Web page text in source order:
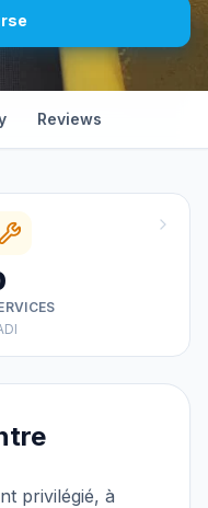
Reviews
privilégié, à